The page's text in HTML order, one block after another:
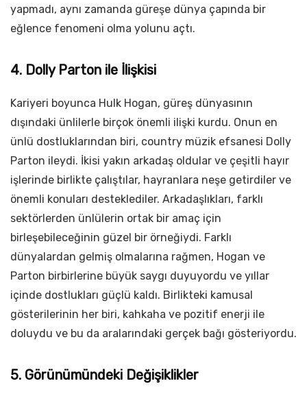
yapmadı, aynı zamanda güreşe dünya çapında bir
eğlence fenomeni olma yolunu açtı.
4. Dolly Parton ile İlişkisi
Kariyeri boyunca Hulk Hogan, güreş dünyasının
dışındaki ünlilerle birçok önemli ilişki kurdu. Onun en
ünlü dostluklarından biri, country müzik efsanesi Dolly
Parton ileydi. İkisi yakın arkadaş oldular ve çeşitli hayır
işlerinde birlikte çalıştılar, hayranlara neşe getirdiler ve
önemli konuları desteklediler. Arkadaşlıkları, farklı
sektörlerden ünlülerin ortak bir amaç için
birleşebileceğinin güzel bir örneğiydi. Farklı
dünyalardan gelmiş olmalarına rağmen, Hogan ve
Parton birbirlerine büyük saygı duyuyordu ve yıllar
içinde dostlukları güçlü kaldı. Birlikteki kamusal
gösterilerinin her biri, kahkaha ve pozitif enerji ile
doluydu ve bu da aralarındaki gerçek bağı gösteriyordu.
5. Görünümündeki Değişiklikler